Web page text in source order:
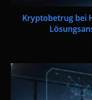
Kryptobetrug bei